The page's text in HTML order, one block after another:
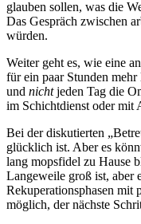
glauben sollen, was die
Das Gespräch zwischen
würden.
Weiter geht es, wie eine
für ein paar Stunden
und nichtjeden Tag die
im Schichtdienst oder mit
Bei der diskutierten
glücklich ist. Aber es
lang mopsfidel zu Hause
Langeweile groß ist, aber
Rekuperationsphasen mit
möglich, der nächste